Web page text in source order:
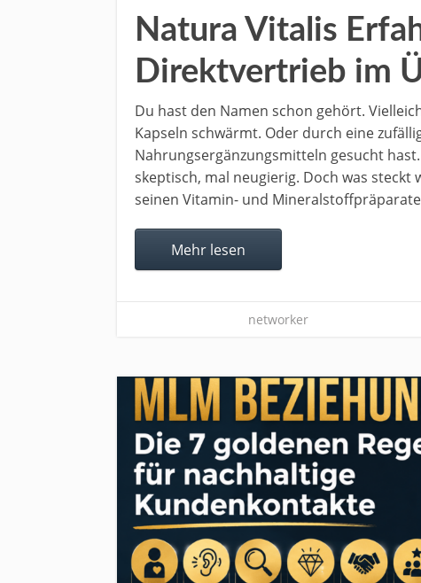
Natura Vitalis
Direktvertrieb im
Du hast den Namen schon gehört.
Kapseln schwärmt. Oder durch eine
Nahrungsergänzungsmitteln gesucht
skeptisch, mal neugierig. Doch was
seinen Vitamin- und
Mehr lesen
networker